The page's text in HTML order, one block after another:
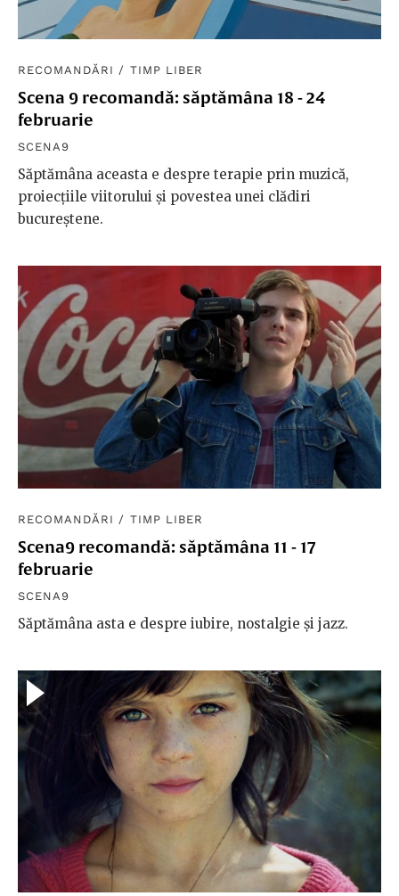
RECOMANDĂRI / TIMP LIBER
Scena 9 recomandă: săptămâna 18 - 24
februarie
SCENA9
Săptămâna aceasta e despre terapie prin muzică,
proiecțiile viitorului și povestea unei clădiri
bucureștene.
RECOMANDĂRI / TIMP LIBER
Scena9 recomandă: săptămâna 11 - 17
februarie
SCENA9
Săptămâna asta e despre iubire, nostalgie și jazz.